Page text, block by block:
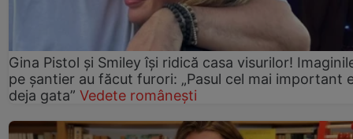
Gina Pistol și Smiley își ridică casa visurilor!
pe șantier au făcut furori: „Pasul cel mai important
deja gata” Vedete românești